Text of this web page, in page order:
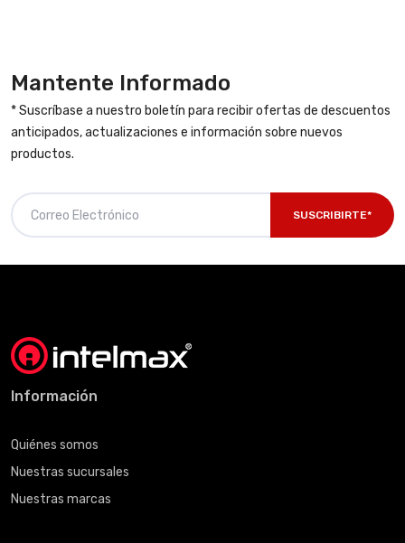
Mantente Informado
* Suscríbase a nuestro boletín para recibir ofertas de descuentos
anticipados, actualizaciones e información sobre nuevos
productos.
SUSCRIBIRTE*
Información
Quiénes somos
Nuestras sucursales
Nuestras marcas